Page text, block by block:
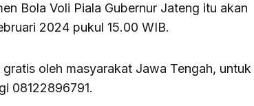
Bola Voli Piala Gubernur Jateng itu akan
2024 pukul 15.00 WIB.
oleh masyarakat Jawa Tengah, untuk
08122896791.